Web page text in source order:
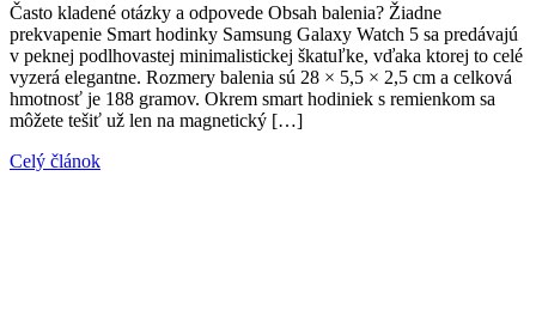
Často kladené otázky a odpovede Obsah balenia? Žiadne
prekvapenie Smart hodinky Samsung Galaxy Watch 5 sa predávajú
v peknej podlhovastej minimalistickej škatuľke, vďaka ktorej to celé
vyzerá elegantne. Rozmery balenia sú 28 × 5,5 × 2,5 cm a celková
hmotnosť je 188 gramov. Okrem smart hodiniek s remienkom sa
môžete tešiť už len na magnetický […]
Celý článok